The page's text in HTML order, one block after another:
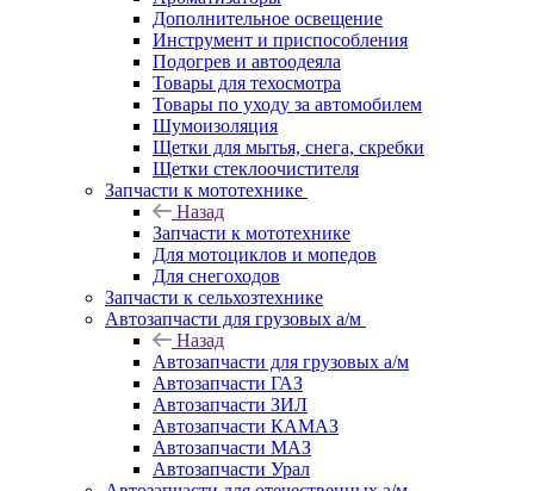
Дополнительное освещение
Инструмент и приспособления
Подогрев и автоодеяла
Товары для техосмотра
Товары по уходу за автомобилем
Шумоизоляция
Щетки для мытья, снега, скребки
Щетки стеклоочистителя
Запчасти к мототехнике
Назад
Запчасти к мототехнике
Для мотоциклов и мопедов
Для снегоходов
Запчасти к сельхозтехнике
Автозапчасти для грузовых а/м
Назад
Автозапчасти для грузовых а/м
Автозапчасти ГАЗ
Автозапчасти ЗИЛ
Автозапчасти КАМАЗ
Автозапчасти МАЗ
Автозапчасти Урал